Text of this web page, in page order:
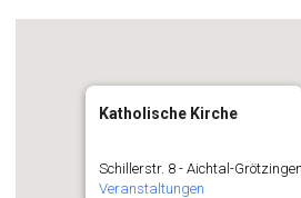
Katholische Kirche
Schillerstr. 8 - Aichtal-Grötzingen
Veranstaltungen